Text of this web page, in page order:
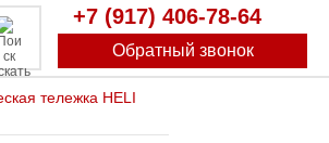
+7 (917) 406-78-64
Обратный звонок
тележка HELI